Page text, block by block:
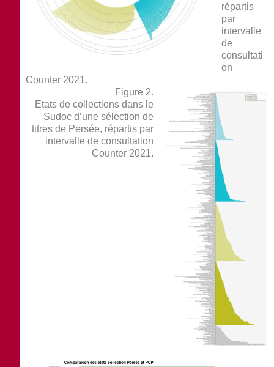
répartis
par
intervalle
de
consultati
on
Counter 2021.
Figure 2.
Etats de collections dans le
Sudoc d’une sélection de
titres de Persée, répartis par
intervalle de consultation
Counter 2021.